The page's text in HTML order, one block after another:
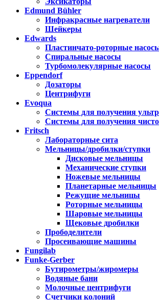
Edmund Bühler
Инфракрасные нагреватели
Шейкеры
Edwards
Пластинчато-роторные
Спиральные насосы
Турбомолекулярные насосы
Eppendorf
Дозаторы
Центрифуги
Evoqua
Системы для получения
Системы для получения
Fritsch
Лабораторные сита
Мельницы/дробилки/ступки
Дисковые мельницы
Механические ступки
Ножевые мельницы
Планетарные мельницы
Режущие мельницы
Роторные мельницы
Шаровые мельницы
Щековые дробилки
Прободелители
Просеивающие машины
Fungilab
Funke-Gerber
Бутирометры/жиромеры
Водяные бани
Молочные центрифуги
Счетчики колоний